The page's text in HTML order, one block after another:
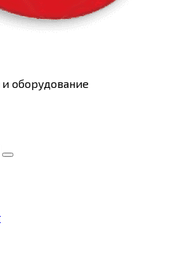
оборудование